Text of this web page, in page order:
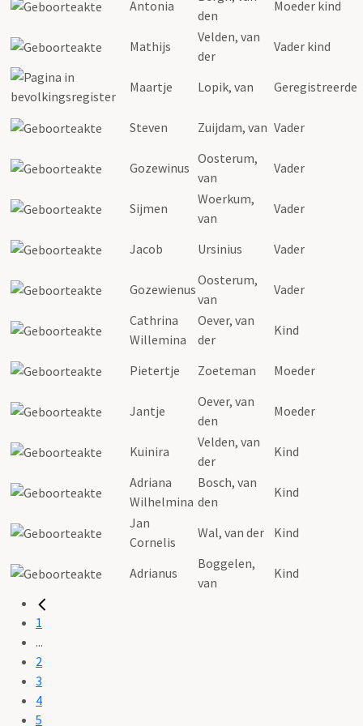
Antonia
den
Moeder kind
Mathijs
Velden, van
der
Vader kind
Maartje Lopik, van Geregistreerde
Steven Zuijdam, van Vader
Gozewinus
Oosterum,
van
Vader
Sijmen
Woerkum,
van
Vader
Jacob Ursinius Vader
Gozewienus
Oosterum,
van
Vader
Cathrina
Willemina
Oever, van
der
Kind
Pietertje Zoeteman Moeder
Jantje
Oever, van
den
Moeder
Kuinira
Velden, van
der
Kind
Adriana
Wilhelmina
Bosch, van
den
Kind
Jan
Cornelis
Wal, van der Kind
Adrianus
Boggelen,
van
Kind
1
...
2
3
4
5